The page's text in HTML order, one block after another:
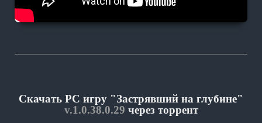
Скачать PC игру "Застрявший на глубине"
v.1.0.38.0.29 через торрент